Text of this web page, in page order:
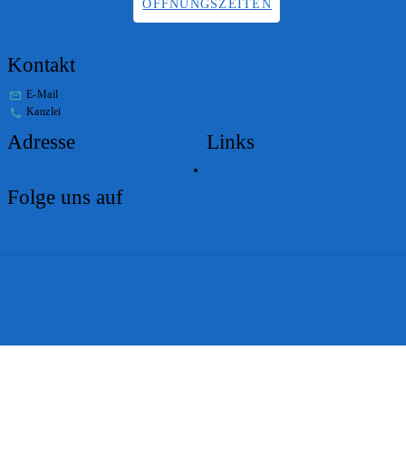
ÖFFNUNGSZEITEN
Kontakt
E-Mail
Kanzlei
Adresse Links
Folge uns auf